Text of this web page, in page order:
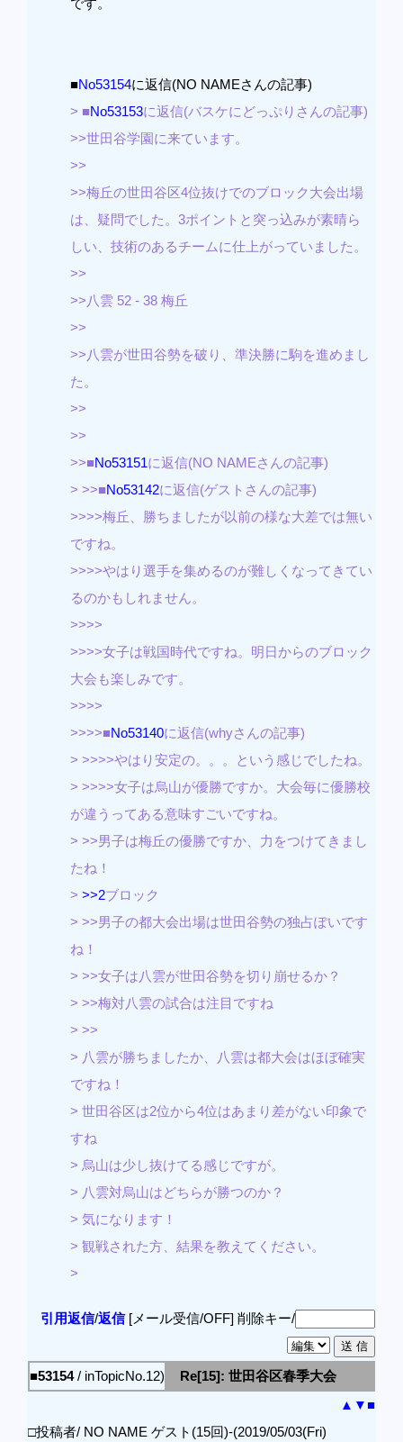
■No53154に返信(NO NAMEさんの記事)
> ■No53153に返信(バスケにどっぷりさんの記事)
>>世田谷学園に来ています。
>>
>>梅丘の世田谷区4位抜けでのブロック大会出場
は、疑問でした。3ポイントと突っ込みが素晴ら
しい、技術のあるチームに仕上がっていました。
>>
>>八雲 52 - 38 梅丘
>>
>>八雲が世田谷勢を破り、準決勝に駒を進めまし
た。
>>
>>
>>■No53151に返信(NO NAMEさんの記事)
> >>■No53142に返信(ゲストさんの記事)
>>>>梅丘、勝ちましたが以前の様な大差では無い
ですね。
>>>>やはり選手を集めるのが難しくなってきてい
るのかもしれません。
>>>>
>>>>女子は戦国時代ですね。明日からのブロック
大会も楽しみです。
>>>>
>>>>■No53140に返信(whyさんの記事)
> >>>>やはり安定の。。。という感じでしたね。
> >>>>女子は烏山が優勝ですか。大会毎に優勝校
が違うってある意味すごいですね。
> >>男子は梅丘の優勝ですか、力をつけてきまし
たね！
> >>2ブロック
> >>男子の都大会出場は世田谷勢の独占ぽいです
ね！
> >>女子は八雲が世田谷勢を切り崩せるか？
> >>梅対八雲の試合は注目ですね
> >>
> 八雲が勝ちましたか、八雲は都大会はほぼ確実
ですね！
> 世田谷区は2位から4位はあまり差がない印象で
すね
> 烏山は少し抜けてる感じですが。
> 八雲対烏山はどちらが勝つのか？
> 気になります！
> 観戦された方、結果を教えてください。
>
引用返信/返信[メール受信/OFF] 削除キー/
■53154/ inTopicNo.12)
Re[15]: 世田谷区春季大会
▲ ▼■
□投稿者/ NO NAME ゲスト(15回)-(2019/05/03(Fri)